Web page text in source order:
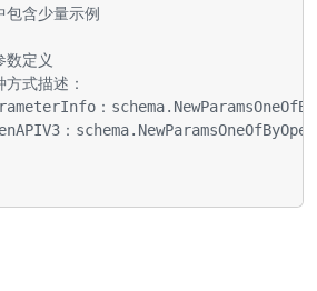
含少量示例
定义
式描述：
：
：